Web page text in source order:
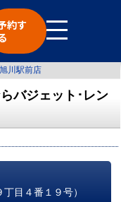
約す
旭川駅前店
バジェット･レン
目４番１９号）